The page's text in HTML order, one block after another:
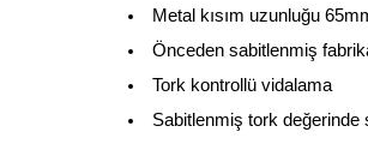
Metal kısım uzunluğu
Önceden sabitlenmiş
Tork kontrollü vidalama
Sabitlenmiş tork değerinde